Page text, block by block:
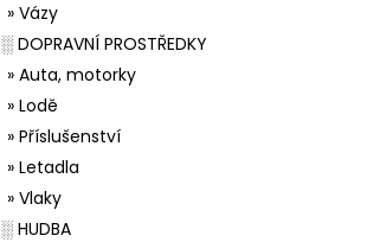
» Vázy
░ DOPRAVNÍ PROSTŘEDKY
» Auta, motorky
» Lodě
» Příslušenství
» Letadla
» Vlaky
░ HUDBA